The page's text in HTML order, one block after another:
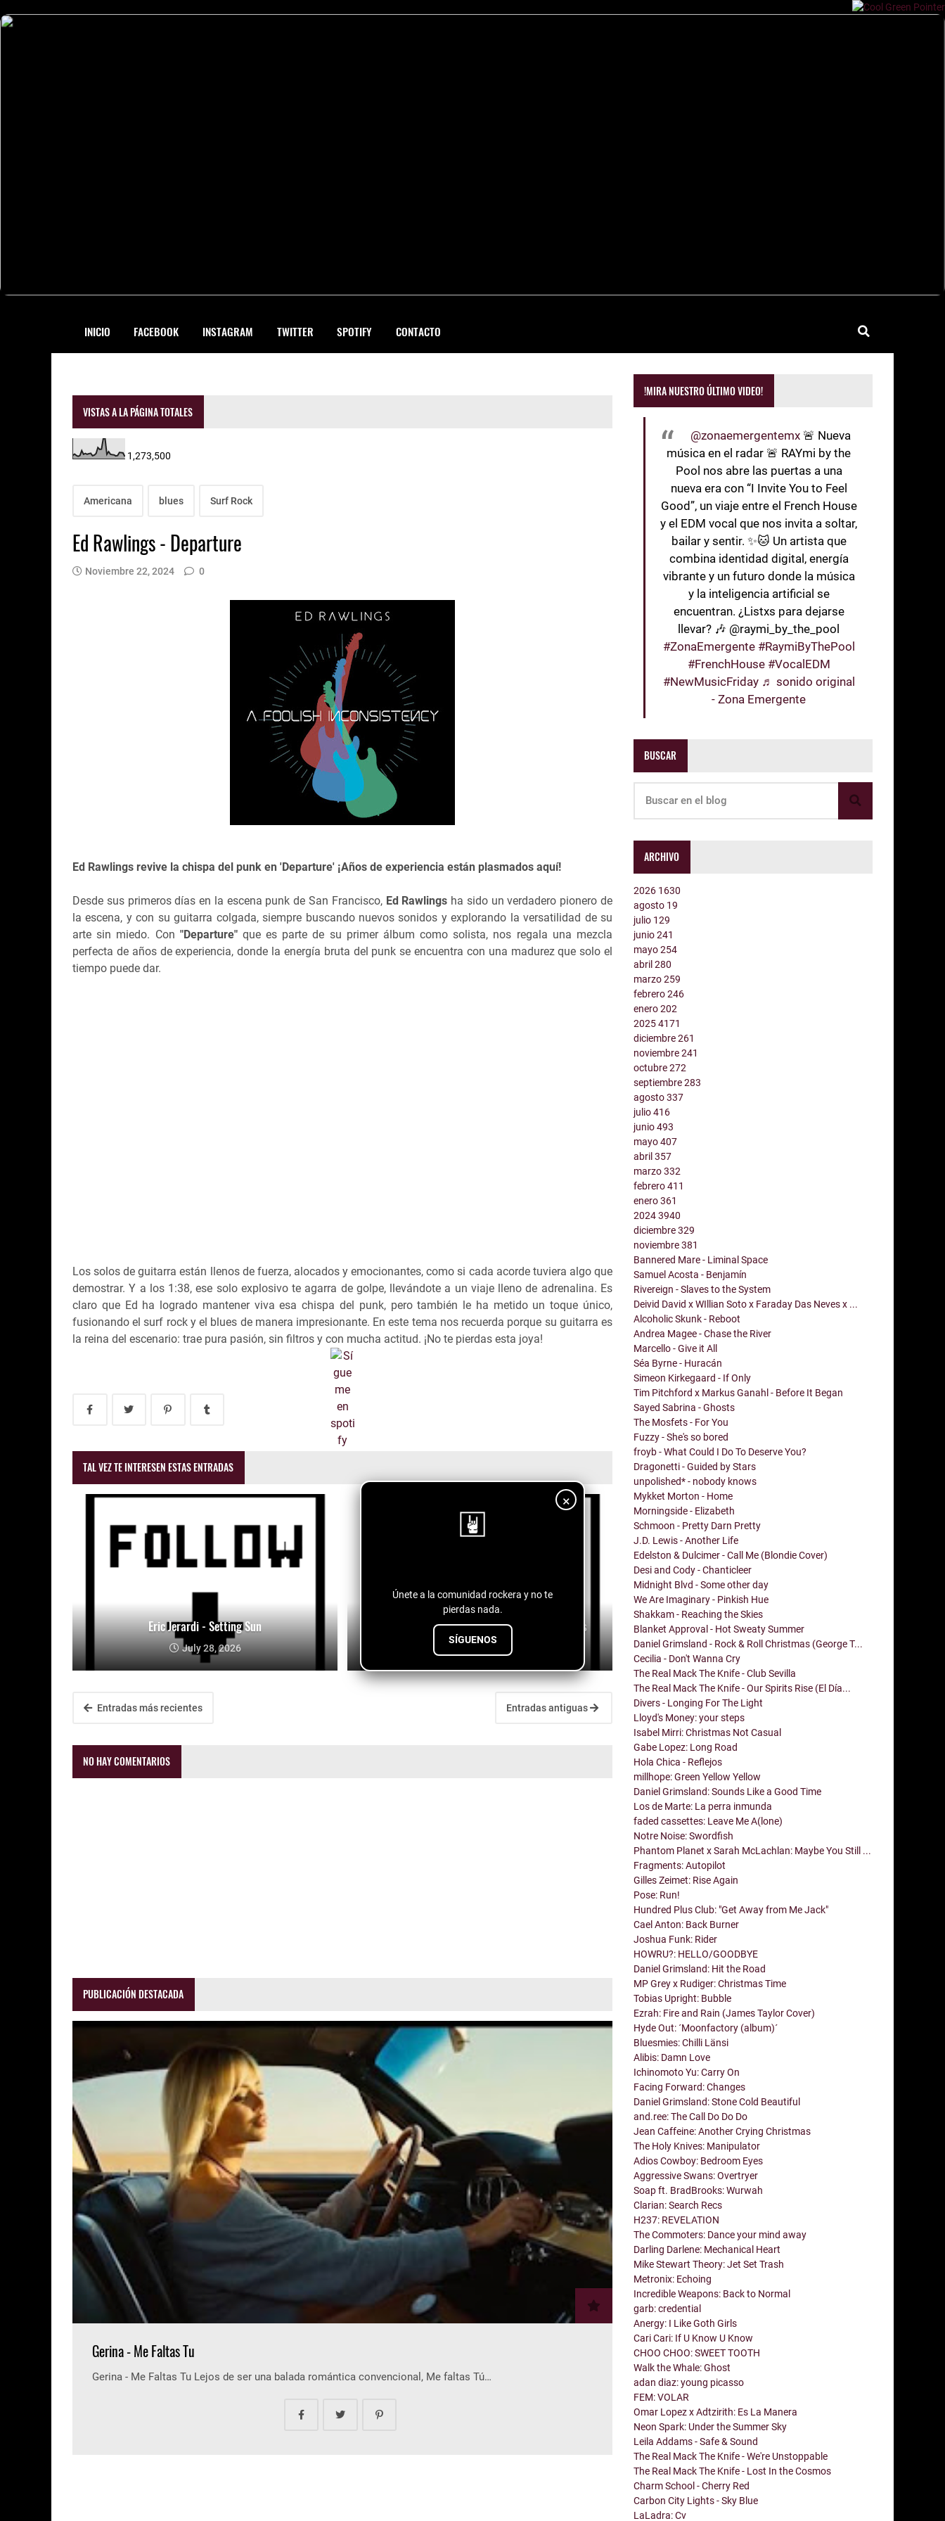
INICIO FACEBOOK INSTAGRAM TWITTER SPOTIFY CONTACTO
×
Únete a la comunidad rockera y no te
pierdas nada.
SÍGUENOS
VISTAS A LA PÁGINA TOTALES
1,273,500
Americana blues Surf Rock
Ed Rawlings - Departure
Noviembre 22, 2024 0
Ed Rawlings revive la chispa del punk en 'Departure' ¡Años de experiencia están plasmados aquí!
Desde sus primeros días en la escena punk de San Francisco, Ed Rawlings ha sido un verdadero pionero de
la escena, y con su guitarra colgada, siempre buscando nuevos sonidos y explorando la versatilidad de su
arte sin miedo. Con "Departure"que es parte de su primer álbum como solista, nos regala una mezcla
perfecta de años de experiencia, donde la energía bruta del punk se encuentra con una madurez que solo el
tiempo puede dar.
Los solos de guitarra están llenos de fuerza, alocados y emocionantes, como si cada acorde tuviera algo que
demostrar. Y a los 1:38, ese solo explosivo te agarra de golpe, llevándote a un viaje lleno de adrenalina. Es
claro que Ed ha logrado mantener viva esa chispa del punk, pero también le ha metido un toque único,
fusionando el surf rock y el blues de manera impresionante. En este tema nos recuerda porque su guitarra es
la reina del escenario: trae pura pasión, sin filtros y con mucha actitud. ¡No te pierdas esta joya!
TAL VEZ TE INTERESEN ESTAS ENTRADAS
Eric Jerardi - Setting Sun
July 28, 2026
Mike Franano Stacey Ballentine - Seaside Blues
July 10, 2026
Entradas más recientes Entradas antiguas
NO HAY COMENTARIOS
PUBLICACIÓN DESTACADA
Gerina - Me Faltas Tu
Gerina - Me Faltas Tu Lejos de ser una balada romántica convencional, Me faltas Tú…
!MIRA NUESTRO ÚLTIMO VIDEO!
@zonaemergentemx 🚨 Nueva
música en el radar 🚨 RAYmi by the
Pool nos abre las puertas a una
nueva era con “I Invite You to Feel
Good”, un viaje entre el French House
y el EDM vocal que nos invita a soltar,
bailar y sentir. ✨🐱 Un artista que
combina identidad digital, energía
vibrante y un futuro donde la música
y la inteligencia artificial se
encuentran. ¿Listxs para dejarse
llevar? 🎶 @raymi_by_the_pool
#ZonaEmergente #RaymiByThePool
#FrenchHouse #VocalEDM
#NewMusicFriday ♬ sonido original
- Zona Emergente
BUSCAR
ARCHIVO
2026 1630
agosto 19
julio 129
junio241
mayo254
abril280
marzo259
febrero246
enero202
20254171
diciembre261
noviembre241
octubre272
septiembre283
agosto337
julio416
junio493
mayo407
abril357
marzo332
febrero411
enero361
20243940
diciembre329
noviembre381
Bannered Mare - Liminal Space
Samuel Acosta - Benjamín
Rivereign - Slaves to the System
Deivid David x WIllian Soto x Faraday Das Neves x ...
Alcoholic Skunk - Reboot
Andrea Magee - Chase the River
Marcello - Give it All
Séa Byrne - Huracán
Simeon Kirkegaard - If Only
Tim Pitchford x Markus Ganahl - Before It Began
Sayed Sabrina - Ghosts
The Mosfets - For You
Fuzzy - She's so bored
froyb - What Could I Do To Deserve You?
Dragonetti - Guided by Stars
unpolished* - nobody knows
Mykket Morton - Home
Morningside - Elizabeth
Schmoon - Pretty Darn Pretty
J.D. Lewis - Another Life
Edelston & Dulcimer - Call Me (Blondie Cover)
Desi and Cody - Chanticleer
Midnight Blvd - Some other day
We Are Imaginary - Pinkish Hue
Shakkam - Reaching the Skies
Blanket Approval - Hot Sweaty Summer
Daniel Grimsland - Rock & Roll Christmas (George T...
Cecilia - Don't Wanna Cry
The Real Mack The Knife - Club Sevilla
The Real Mack The Knife - Our Spirits Rise (El Día...
Divers - Longing For The Light
Lloyd's Money: your steps
Isabel Mirri: Christmas Not Casual
Gabe Lopez: Long Road
Hola Chica - Reflejos
millhope: Green Yellow Yellow
Daniel Grimsland: Sounds Like a Good Time
Los de Marte: La perra inmunda
faded cassettes: Leave Me A(lone)
Notre Noise: Swordfish
Phantom Planet x Sarah McLachlan: Maybe You Still ...
Fragments: Autopilot
Gilles Zeimet: Rise Again
Pose: Run!
Hundred Plus Club: "Get Away from Me Jack"
Cael Anton: Back Burner
Joshua Funk: Rider
HOWRU?: HELLO/GOODBYE
Daniel Grimsland: Hit the Road
MP Grey x Rudiger: Christmas Time
Tobias Upright: Bubble
Ezrah: Fire and Rain (James Taylor Cover)
Hyde Out: ´Moonfactory (album)´
Bluesmies: Chilli Länsi
Alibis: Damn Love
Ichinomoto Yu: Carry On
Facing Forward: Changes
Daniel Grimsland: Stone Cold Beautiful
and.ree: The Call Do Do Do
Jean Caffeine: Another Crying Christmas
The Holy Knives: Manipulator
Adios Cowboy: Bedroom Eyes
Aggressive Swans: Overtryer
Soap ft. BradBrooks: Wurwah
Clarian: Search Recs
H237: REVELATION
The Commoters: Dance your mind away
Darling Darlene: Mechanical Heart
Mike Stewart Theory: Jet Set Trash
Metronix: Echoing
Incredible Weapons: Back to Normal
garb: credential
Anergy: I Like Goth Girls
Cari Cari: If U Know U Know
CHOO CHOO: SWEET TOOTH
Walk the Whale: Ghost
adan diaz: young picasso
FEM: VOLAR
Omar Lopez x Adtzirith: Es La Manera
Neon Spark: Under the Summer Sky
Leila Addams - Safe & Sound
The Real Mack The Knife - We're Unstoppable
The Real Mack The Knife - Lost In the Cosmos
Charm School - Cherry Red
Carbon City Lights - Sky Blue
LaLadra: Cv